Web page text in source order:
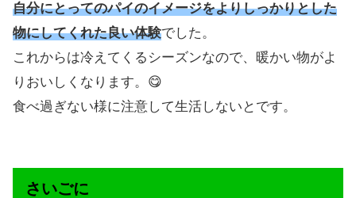
自分にとってのパイのイメージをよりしっかりとした
物にしてくれた良い体験でした。
これからは冷えてくるシーズンなので、暖かい物がよ
りおいしくなります。😋
食べ過ぎない様に注意して生活しないとです。
さいごに